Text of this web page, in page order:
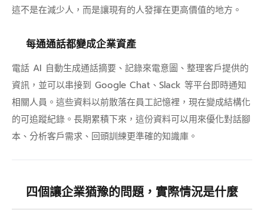
這不是在減少人，而是讓現有的人發揮在更高價值的地方。
每通通話都變成企業資產
電話 AI 自動生成通話摘要、記錄來電意圖、整理客戶提供的
資訊，並可以串接到 Google Chat、Slack 等平台即時通知
相關人員。這些資料以前散落在員工記憶裡，現在變成結構化
的可追蹤紀錄。長期累積下來，這份資料可以用來優化對話腳
本、分析客戶需求、回頭訓練更準確的知識庫。
四個讓企業猶豫的問題，實際情況是什麼